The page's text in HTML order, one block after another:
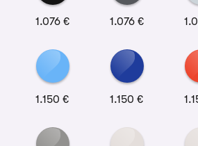
1.076 € 1.076 €
1.150 € 1.150 €